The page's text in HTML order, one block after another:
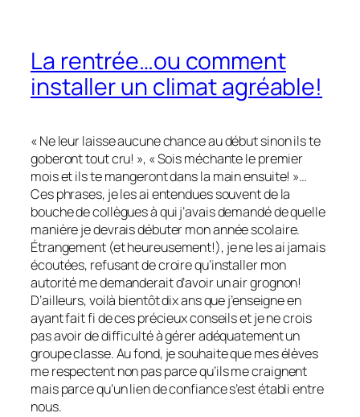
La rentrée…ou comment
installer un climat agréable!
« Ne leur laisse aucune chance au début sinon ils te
goberont tout cru! », « Sois méchante le premier
mois et ils te mangeront dans la main ensuite! »…
Ces phrases, je les ai entendues souvent de la
bouche de collègues à qui j’avais demandé de quelle
manière je devrais débuter mon année scolaire.
Étrangement (et heureusement!), je ne les ai jamais
écoutées, refusant de croire qu’installer mon
autorité me demanderait d’avoir un air grognon!
D’ailleurs, voilà bientôt dix ans que j’enseigne en
ayant fait fi de ces précieux conseils et je ne crois
pas avoir de difficulté à gérer adéquatement un
groupe classe. Au fond, je souhaite que mes élèves
me respectent non pas parce qu’ils me craignent
mais parce qu’un lien de confiance s’est établi entre
nous.